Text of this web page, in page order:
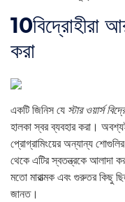
10বিদ্রোহীরা
করা
একটি জিনিস যে স্টার ওয়ার্স
হালকা স্বর ব্যবহার করা।
প্রোগ্রামিংয়ের অন্যান্য
থেকে এটির স্বতন্ত্রকে আলাদা
মতো মারাত্মক এবং গুরুতর কিছু
জানত।